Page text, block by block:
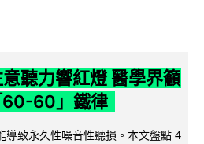
聽力響紅燈 醫學界籲
60-60」鐵律
導致永久性噪音性聽損。本文盤點 4